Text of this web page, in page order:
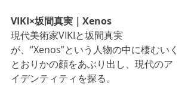
VIKI×坂間真実｜Xenos
現代美術家VIKIと坂間真実
が、“Xenos”という人物の中に棲むいく
とおりかの顔をあぶり出し、現代のア
イデンティティを探る。